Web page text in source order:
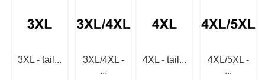
3XL - tail...
3XL/4XL -
...
4XL - tail...
4XL/5XL -
...